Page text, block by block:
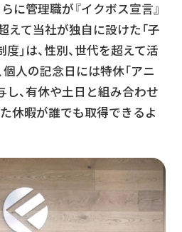
に管理職が『イクボス宣言』
えて当社が独自に設けた「子
」は、性別、世代を超えて活
人の記念日には特休「アニ
し、有休や土日と組み合わせ
休暇が誰でも取得できるよ